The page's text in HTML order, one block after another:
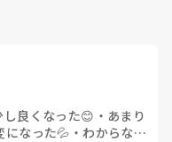
でのタイムでチーム対抗
と相談しながらアレンジ
し良くなった😊 ・ あまり
になった💦 ・ わからない